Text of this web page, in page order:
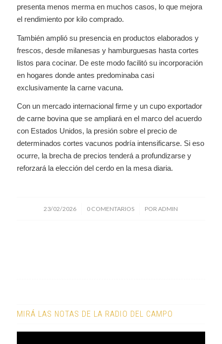
presenta menos merma en muchos casos, lo que mejora
el rendimiento por kilo comprado.
También amplió su presencia en productos elaborados y
frescos, desde milanesas y hamburguesas hasta cortes
listos para cocinar. De este modo facilitó su incorporación
en hogares donde antes predominaba casi
exclusivamente la carne vacuna.
Con un mercado internacional firme y un cupo exportador
de carne bovina que se ampliará en el marco del acuerdo
con Estados Unidos, la presión sobre el precio de
determinados cortes vacunos podría intensificarse. Si eso
ocurre, la brecha de precios tenderá a profundizarse y
reforzará la elección del cerdo en la mesa diaria.
23/02/2026
/ 0 COMENTARIOS
/ PORADMIN
MIRÁ LAS NOTAS DE LA RADIO DEL CAMPO